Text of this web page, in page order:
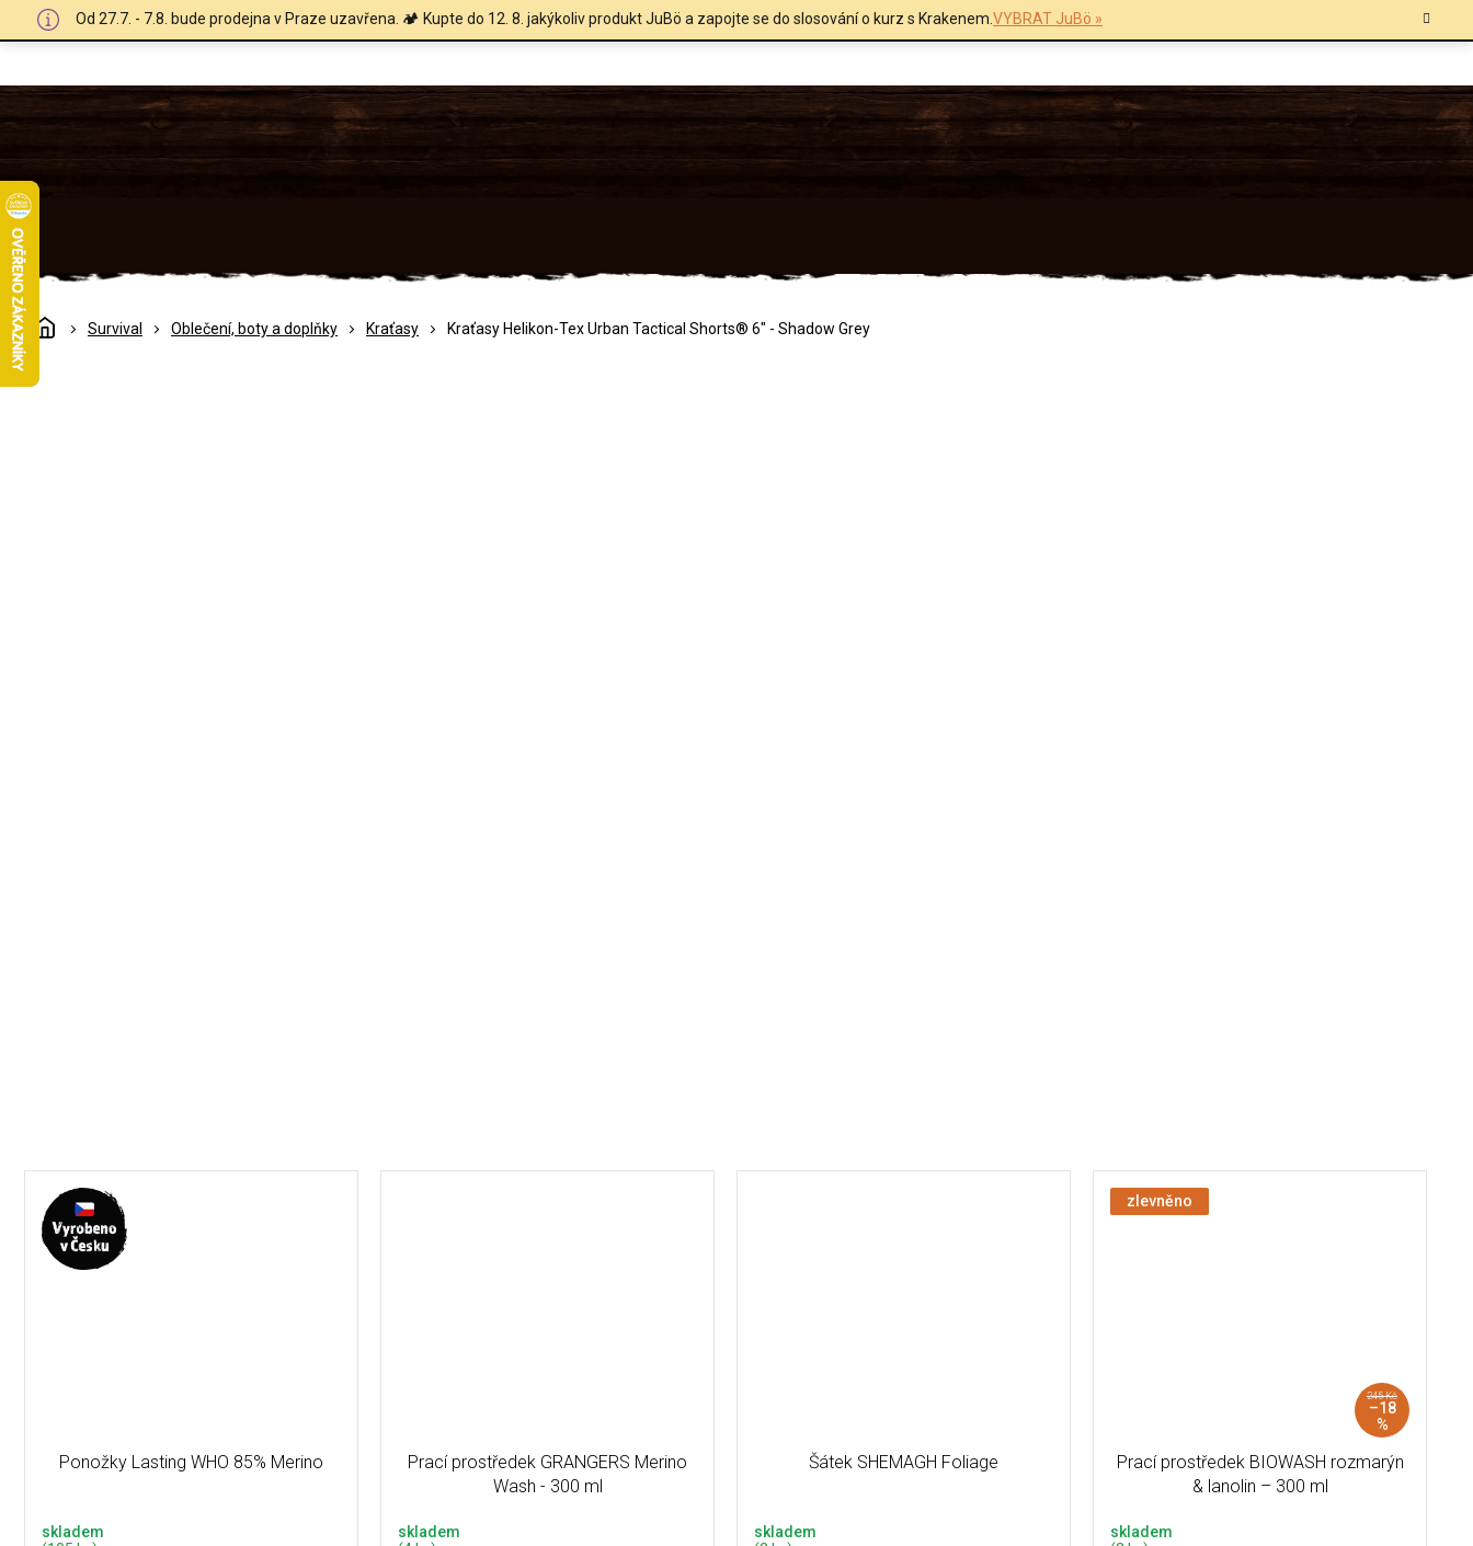
Od 27.7. - 7.8. bude prodejna v Praze uzavřena. 🏕️ Kupte do 12. 8. jakýkoliv produkt JuBö a zapojte se do slosování o kurz s Krakenem.VYBRAT JuBö »
DomůSurvival Oblečení, boty a doplňky Kraťasy Kraťasy Helikon-Tex Urban Tactical Shorts® 6" - Shadow Grey
Ponožky Lasting WHO 85% Merino
skladem
Prací prostředek GRANGERS Merino
Wash - 300 ml
skladem
Šátek SHEMAGH Foliage
skladem
zlevněno
245 Kč
–18
%
Prací prostředek BIOWASH rozmarýn
& lanolin – 300 ml
skladem